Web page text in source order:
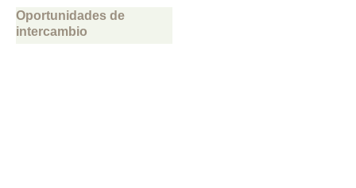
Oportunidades de
intercambio